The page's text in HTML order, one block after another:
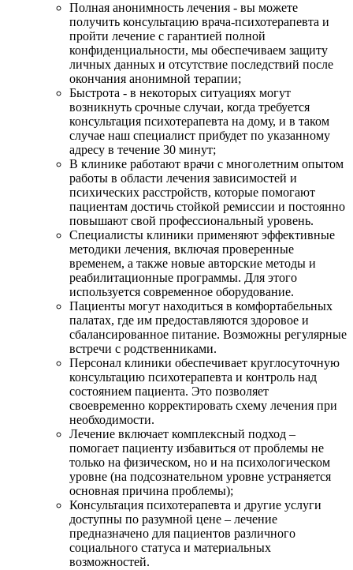
Полная анонимность лечения - вы можете
получить консультацию врача-психотерапевта и
пройти лечение с гарантией полной
конфиденциальности, мы обеспечиваем защиту
личных данных и отсутствие последствий после
окончания анонимной терапии;
Быстрота - в некоторых ситуациях могут
возникнуть срочные случаи, когда требуется
консультация психотерапевта на дому, и в таком
случае наш специалист прибудет по указанному
адресу в течение 30 минут;
В клинике работают врачи с многолетним опытом
работы в области лечения зависимостей и
психических расстройств, которые помогают
пациентам достичь стойкой ремиссии и постоянно
повышают свой профессиональный уровень.
Специалисты клиники применяют эффективные
методики лечения, включая проверенные
временем, а также новые авторские методы и
реабилитационные программы. Для этого
используется современное оборудование.
Пациенты могут находиться в комфортабельных
палатах, где им предоставляются здоровое и
сбалансированное питание. Возможны регулярные
встречи с родственниками.
Персонал клиники обеспечивает круглосуточную
консультацию психотерапевта и контроль над
состоянием пациента. Это позволяет
своевременно корректировать схему лечения при
необходимости.
Лечение включает комплексный подход –
помогает пациенту избавиться от проблемы не
только на физическом, но и на психологическом
уровне (на подсознательном уровне устраняется
основная причина проблемы);
Консультация психотерапевта и другие услуги
доступны по разумной цене – лечение
предназначено для пациентов различного
социального статуса и материальных
возможностей.